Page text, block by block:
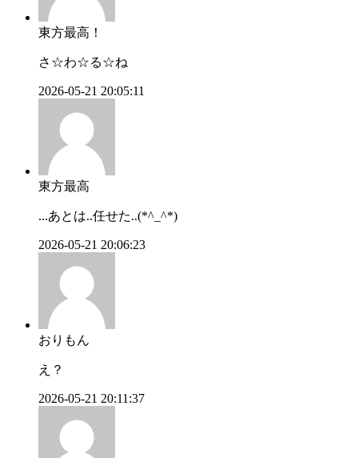
東方最高！
さ☆わ☆る☆ね
2026-05-21 20:05:11
東方最高
...あとは..任せた..(*^_^*)
2026-05-21 20:06:23
おりもん
え？
2026-05-21 20:11:37